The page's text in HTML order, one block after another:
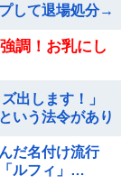
して退場処分→
調！お乳にし
出します！」
いう法令があり
だ名付け流行
「ルフィ」…